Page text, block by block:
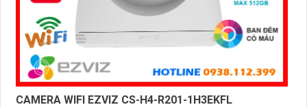
CAMERA WIFI EZVIZ CS-H4-R201-1H3EKFL